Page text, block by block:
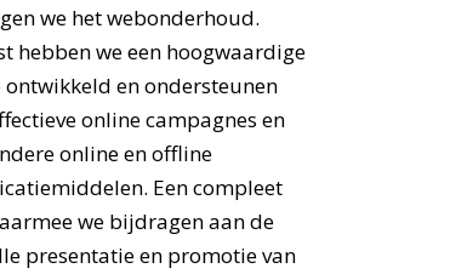
we het webonderhoud.
hebben we een hoogwaardige
en ondersteunen
online campagnes en
online en offline
Een compleet
we bijdragen aan de
presentatie en promotie van